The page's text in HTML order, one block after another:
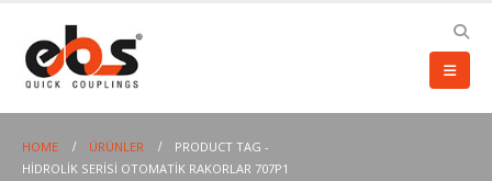
HOME ÜRÜNLER
PRODUCT TAG -
HIDROLIK SERISI OTOMATIK RAKORLAR 707P1